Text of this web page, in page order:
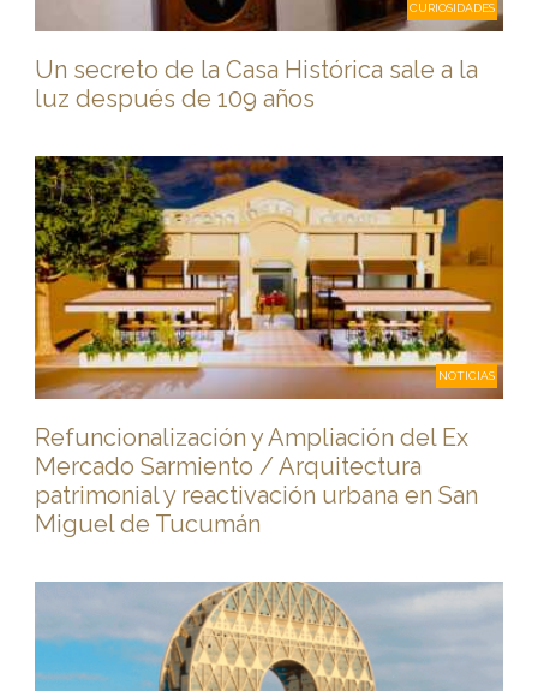
CURIOSIDADES
Un secreto de la Casa Histórica sale a la
luz después de 109 años
NOTICIAS
Refuncionalización y Ampliación del Ex
Mercado Sarmiento / Arquitectura
patrimonial y reactivación urbana en San
Miguel de Tucumán